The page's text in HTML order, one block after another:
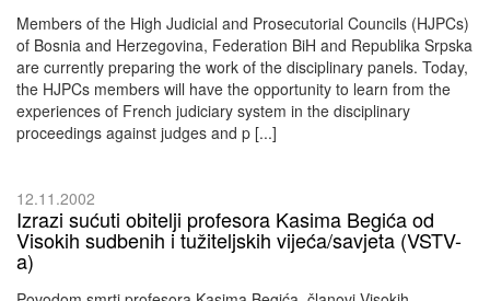
Members of the High Judicial and Prosecutorial Councils (HJPCs)
of Bosnia and Herzegovina, Federation BiH and Republika Srpska
are currently preparing the work of the disciplinary panels. Today,
the HJPCs members will have the opportunity to learn from the
experiences of French judiciary system in the disciplinary
proceedings against judges and p [...]
12.11.2002
Izrazi sućuti obitelji profesora Kasima Begića od
Visokih sudbenih i tužiteljskih vijeća/savjeta (VSTV-
a)